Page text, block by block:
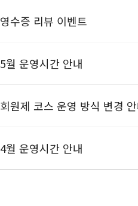
영수증 리뷰 이벤트
5월 운영시간 안내
회원제 코스 운영 방식 변경
4월 운영시간 안내